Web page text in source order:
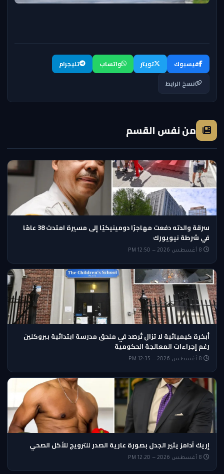
فيسبوك تويتر واتساب
تليجرام
نسخ الرابط
من نفس القسم
سرقة والدته دفعت مهاجرًا دومينيكيًا إلى مسيرة امتدت 38 عامًا
في شرطة نيويورك
أبخرة كيميائية لا تزال تُرصد في ملحق مدرسة ابتدائية ببروكلين
رغم إجراءات المعالجة الحكومية
إريك آدامز يثير الجدل بصورة عارية الصدر للترويج للأكل الصحي